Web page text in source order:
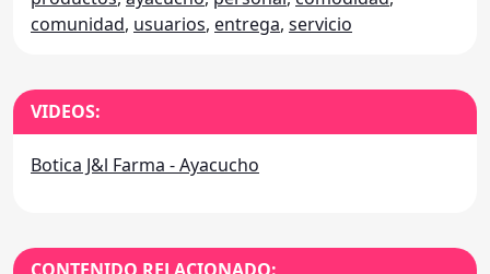
comunidad, usuarios, entrega, servicio
VIDEOS:
Botica J&l Farma - Ayacucho